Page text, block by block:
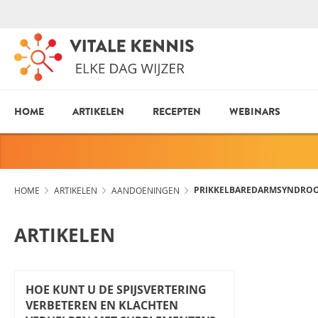
HOME ARTIKELEN RECEPTEN WEBINARS
HOME ARTIKELEN AANDOENINGEN
ARTIKELEN
HOE KUNT U DE SPIJSVERTERING
VERBETEREN EN KLACHTEN